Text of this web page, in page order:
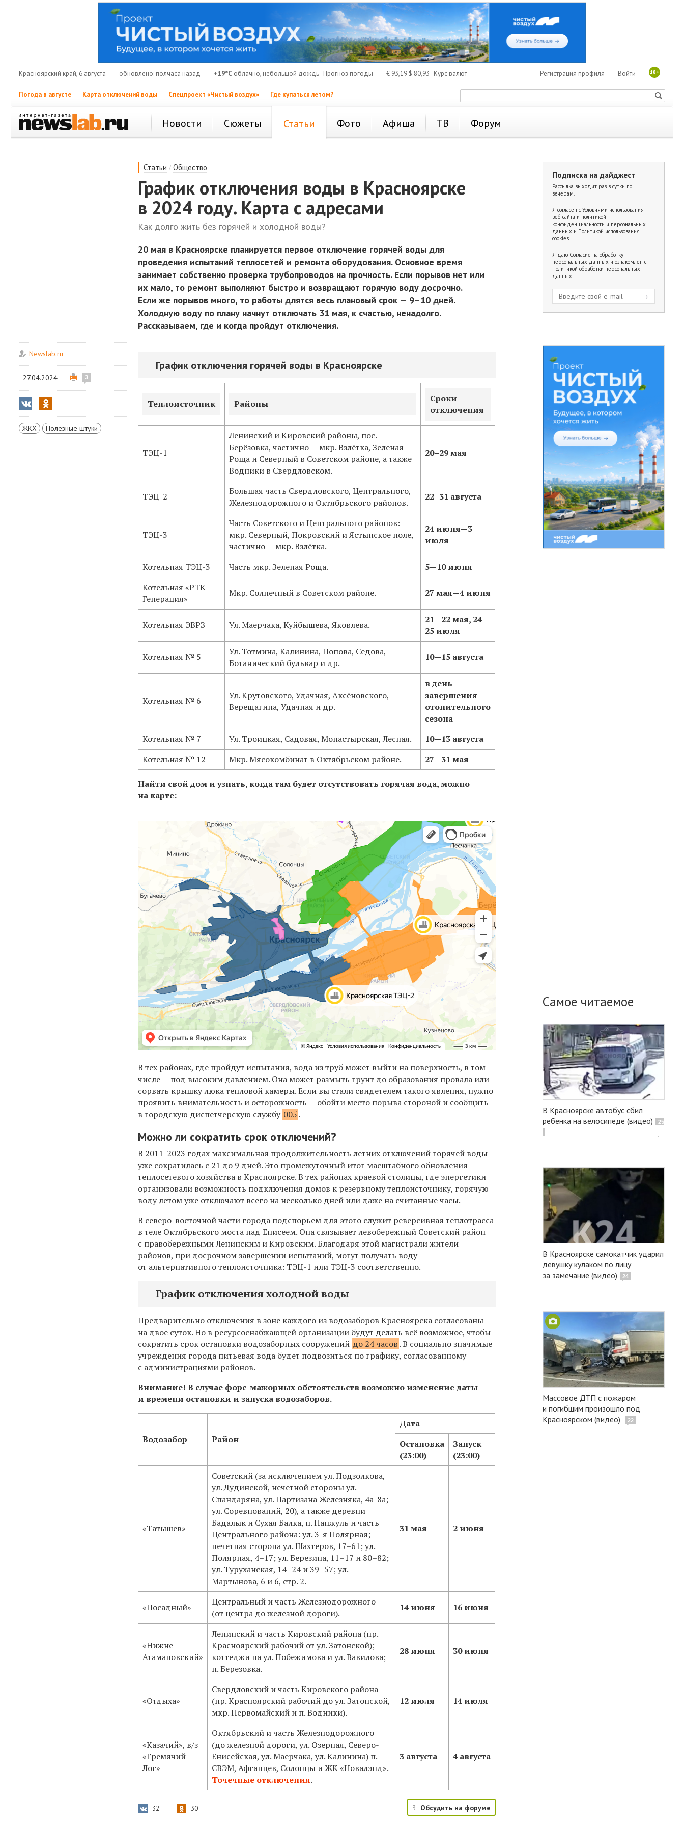
Красноярский край, 6 августа обновлено: полчаса назад +19°C облачно, небольшой дождь Прогноз погоды € 93,19 $ 80,93 Курс валют 18+
Войти
Регистрация профиля
Погода в августе Карта отключений воды Спецпроект «Чистый воздух» Где купаться летом?
Новости Сюжеты Статьи Фото Афиша ТВ Форум
Статьи /Общество
График отключения воды в Красноярске
в 2024 году. Карта с адресами
Как долго жить без горячей и холодной воды?
20 мая в Красноярске планируется первое отключение горячей воды для
проведения испытаний теплосетей и ремонта оборудования. Основное время
занимает собственно проверка трубопроводов на прочность. Если порывов нет или
их мало, то ремонт выполняют быстро и возвращают горячую воду досрочно.
Если же порывов много, то работы длятся весь плановый срок — 9–10 дней.
Холодную воду по плану начнут отключать 31 мая, к счастью, ненадолго.
Рассказываем, где и когда пройдут отключения.
Newslab.ru
27.04.2024 3
ЖКХ Полезные штуки
График отключения горячей воды в Красноярске
Теплоисточник Районы
Сроки
отключения
ТЭЦ-1
Ленинский и Кировский районы, пос.
Берёзовка, частично — мкр. Взлётка, Зеленая
Роща и Северный в Советском районе, а также
Водники в Свердловском.
20–29мая
ТЭЦ-2
Большая часть Свердловского, Центрального,
Железнодорожного и Октябрьского районов.
22–31 августа
ТЭЦ-3
Часть Советского и Центрального районов:
мкр. Северный, Покровский и Ястынское поле,
частично — мкр. Взлётка.
24 июня—3
июля
Котельная ТЭЦ-3 Часть мкр. Зеленая Роща.
5—10 июня
Котельная«РТК-
Генерация»
Мкр. Солнечный в Советском районе. 27 мая—4 июня
Котельная ЭВРЗ Ул. Маерчака, Куйбышева, Яковлева.
21—22 мая, 24—
25 июля
Котельная № 5
Ул. Тотмина, Калинина, Попова, Седова,
Ботанический бульвар и др.
10—15 августа
Котельная № 6
Ул. Крутовского, Удачная, Аксёновского,
Верещагина, Удачная и др.
в день
завершения
отопительного
сезона
Котельная № 7
Ул. Троицкая, Садовая, Монастырская, Лесная.
10—13 августа
Котельная № 12
Мкр. Мясокомбинат в Октябрьском районе. 27—31 мая
Найти свой дом и узнать, когда там будет отсутствовать горячая вода, можно
на карте:
В тех районах, где пройдут испытания, вода из труб может выйти на поверхность, в том
числе — под высоким давлением. Она может размыть грунт до образования провала или
сорвать крышку люка тепловой камеры. Если вы стали свидетелем такого явления, нужно
проявить внимательность и осторожность — обойти место порыва стороной и сообщить
в городскую диспетчерскую службу 005.
Можно ли сократить срок отключений?
В 2011-2023 годах максимальная продолжительность летних отключений горячей воды
уже сократилась с 21 до 9 дней. Это промежуточный итог масштабного обновления
теплосетевого хозяйства в Красноярске. В тех районах краевой столицы, где энергетики
организовали возможность подключения домов к резервному теплоисточнику, горячую
воду летом уже отключают всего на несколько дней или даже на считанные часы.
В северо-восточной части города подспорьем для этого служит реверсивная теплотрасса
в теле Октябрьского моста над Енисеем. Она связывает левобережный Советский район
с правобережными Ленинским и Кировским. Благодаря этой магистрали жители
районов, при досрочном завершении испытаний, могут получать воду
от альтернативного теплоисточника: ТЭЦ-1 или ТЭЦ-3 соответственно.
График отключения холодной воды
Предварительно отключения в зоне каждого из водозаборов Красноярска согласованы
на двое суток. Но в ресурсоснабжающей организации будут делать всё возможное, чтобы
сократить срок остановки водозаборных сооружений до 24 часов. В социально значимые
учреждения города питьевая вода будет подвозиться по графику, согласованному
с администрациями районов.
Внимание! В случае форс-мажорных обстоятельств возможно изменение даты
и времени остановки и запуска водозаборов.
Водозабор Район
Дата
Остановка
(23:00)
Запуск
(23:00)
«Татышев»
Советский (за исключением ул. Подзолкова,
ул. Дудинской, нечетной стороны ул.
Спандаряна, ул. Партизана Железняка, 4а-8а;
ул. Соревнований, 20), а также деревни
Бадалык и Сухая Балка, п. Нанжуль и часть
Центрального района: ул. 3-я Полярная;
нечетная сторона ул. Шахтеров, 17–61; ул.
Полярная, 4–17; ул. Березина, 11–17 и 80–82;
ул. Туруханская, 14–24 и 39–57; ул.
Мартынова, 6 и 6, стр. 2.
31 мая 2 июня
«Посадный»
Центральный и часть Железнодорожного
(от центра до железной дороги).
14 июня 16 июня
«Нижне-
Атамановский»
Ленинский и часть Кировский района (пр.
Красноярский рабочий от ул. Затонской);
коттеджи на ул. Побежимова и ул. Вавилова;
п. Березовка.
28 июня 30 июня
«Отдыха»
Свердловский и часть Кировского района
(пр. Красноярский рабочий до ул. Затонской,
мкр. Первомайский и п. Водники).
12 июля 14 июля
«Казачий», в/з
«Гремячий
Лог»
Октябрьский и часть Железнодорожного
(до железной дороги, ул. Озерная, Северо-
Енисейская, ул. Маерчака, ул. Калинина) п.
СВЭМ, Афганцев, Солонцы и ЖК «Новалэнд».
Точечные отключения.
3 августа 4 августа
32 30 3 Обсудить на форуме
Подписка на дайджест
Рассылка выходит раз в сутки по
вечерам.
Я согласен с Условиями использования
веб-сайта и политикой
конфиденциальности и персональных
данных и Политикой использования
cookies
Я даю Согласие на обработку
персональных данных и ознакомлен с
Политикой обработки персональных
данных
Самое читаемое
В Красноярске автобус сбил
ребенка на велосипеде (видео)
25
В Красноярске самокатчик ударил
девушку кулаком по лицу
за замечание (видео)
24
Массовое ДТП с пожаром
и погибшим произошло под
Красноярском (видео)
22